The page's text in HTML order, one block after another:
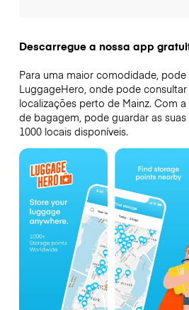
Descarregue a nossa app
Para uma maior comodidade,
LuggageHero, onde pode
localizações perto de Mainz. Com
de bagagem, pode guardar as
1000 locais disponíveis.